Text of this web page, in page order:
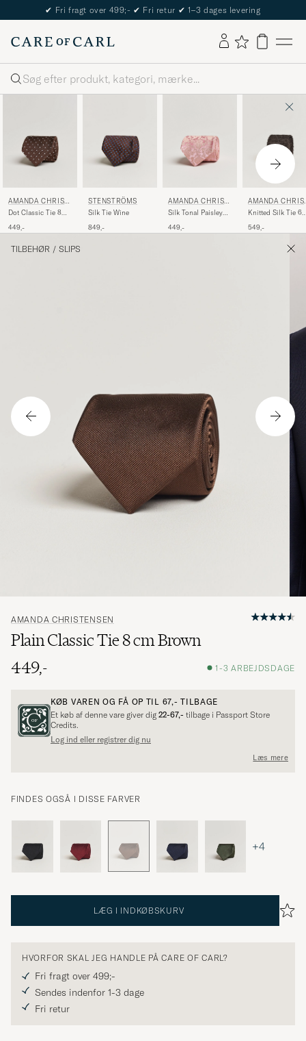
The Care of Carl Passport
Søg
AMANDA CHRIST
ENSEN
Dot Classic Tie 8
449,-
STENSTRÖMS
Silk Tie Wine
849,-
AMANDA CHRIST
ENSEN
Silk Tonal Paisley
Pink
449,-
AMANDA
ENSEN
Knitted Silk Tie 6
549,-
TILBEHØR / SLIPS
AMANDA CHRISTENSEN
Plain Classic Tie 8 cm Brown
449,-
1-3 ARBEJDSDAGE
KØB VAREN OG FÅ OP TIL 67,- TILBAGE
Et køb af denne vare giver dig 22-67,- tilbage i Passport Store
Credits.
Log ind eller registrer dig nu
Læs mere
FINDES OGSÅ I DISSE FARVER
+4
LÆG I INDKØBSKURV
HVORFOR SKAL JEG HANDLE PÅ CARE OF CARL?
Fri fragt over 499;-
Sendes indenfor 1-3 dage
Fri retur